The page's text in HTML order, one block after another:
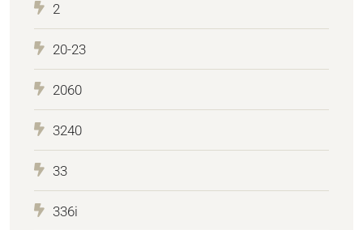
2
20-23
2060
3240
33
336i